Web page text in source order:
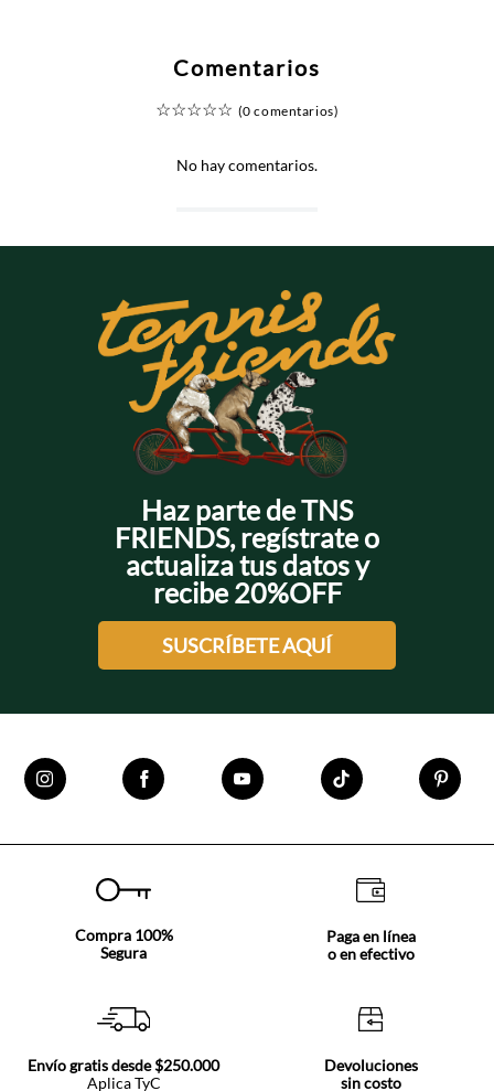
Comentarios
☆☆☆☆☆ (0 comentarios)
No hay comentarios.
Haz parte de TNS
FRIENDS, regístrate o
actualiza tus datos y
recibe 20%OFF
SUSCRÍBETE AQUÍ
Compra 100%
Segura
Paga en línea
o en efectivo
Envío gratis desde $250.000
Aplica TyC
Devoluciones
sin costo